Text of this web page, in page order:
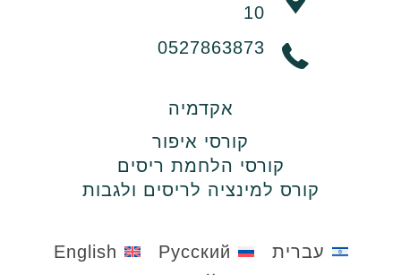
10
0527863873
אקדמיה
קורסי איפור
קורסי הלחמת ריסים
קורס למינציה לריסים ולגבות
עברית Русский
English